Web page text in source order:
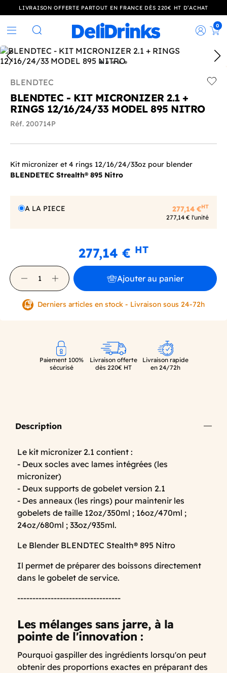
LIVRAISON OFFERTE PARTOUT EN FRANCE DÈS 220€ HT D’ACHAT
Rechercher
0
BLENDTEC
BLENDTEC - KIT MICRONIZER 2.1 +
RINGS 12/16/24/33 MODEL 895 NITRO
Réf. 200714P
Kit micronizer et 4 rings 12/16/24/33oz pour blender
BLENDETEC Strealth® 895 Nitro
A LA PIECE 277,14 €HT
277,14 € l'unité
277,14 € HT
Ajouter au panier
Derniers articles en stock - Livraison sous 24-72h
Paiement 100%
sécurisé
Livraison offerte
dès 220€ HT
Livraison rapide
en 24/72h
Description
Le kit micronizer 2.1 contient :
- Deux socles avec lames intégrées (les
micronizer)
- Deux supports de gobelet version 2.1
- Des anneaux (les rings) pour maintenir les
gobelets de taille 12oz/350ml ; 16oz/470ml ;
24oz/680ml ; 33oz/935ml.
Le Blender BLENDTEC Stealth® 895 Nitro
Il permet de préparer des boissons directement
dans le gobelet de service.
----------------------------------
Les mélanges sans jarre, à la
pointe de l'innovation :
Pourquoi gaspiller des ingrédients lorsqu'on peut
obtenir des proportions exactes en préparant des